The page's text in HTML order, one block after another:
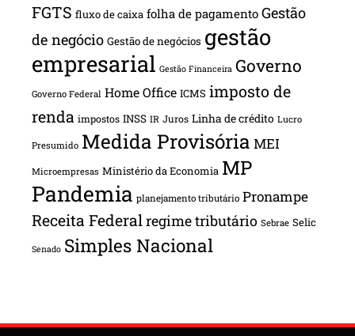
FGTS fluxo de caixa folha de pagamento Gestão
de negócio Gestão de negócios gestão
empresarial Gestão Financeira Governo
Governo Federal Home Office ICMS imposto de
renda impostos INSS IR Juros Linha de crédito Lucro
Presumido Medida Provisória MEI
Microempresas Ministério da Economia MP
Pandemia planejamento tributário Pronampe
Receita Federalregime tributário Sebrae Selic
Senado Simples Nacional